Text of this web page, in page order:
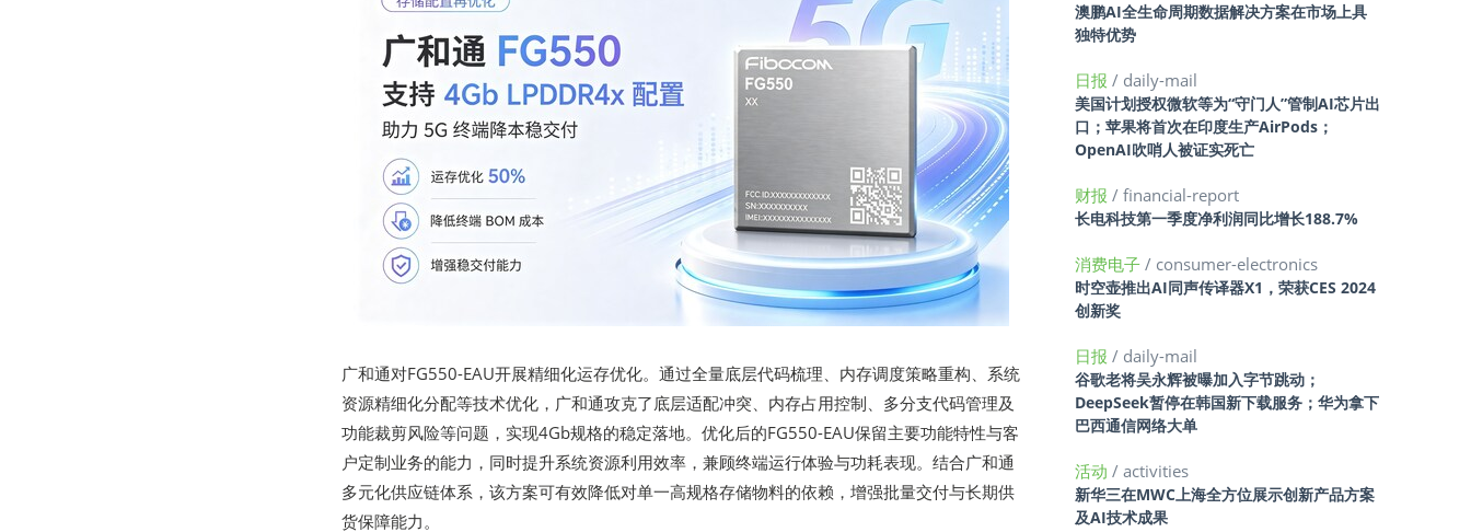
广和通对FG550-EAU开展精细化运存优化。通过全量底层代码梳理、内存调度策略重构、系统
资源精细化分配等技术优化，广和通攻克了底层适配冲突、内存占用控制、多分支代码管理及
功能裁剪风险等问题，实现4Gb规格的稳定落地。优化后的FG550-EAU保留主要功能特性与客
户定制业务的能力，同时提升系统资源利用效率，兼顾终端运行体验与功耗表现。结合广和通
多元化供应链体系，该方案可有效降低对单一高规格存储物料的依赖，增强批量交付与长期供
货保障能力。
澳鹏AI全生命周期数据解决方案在市场上具
独特优势
日报 / daily-mail
美国计划授权微软等为“守门人”管制AI芯片出
口；苹果将首次在印度生产AirPods；
OpenAI吹哨人被证实死亡
财报 / financial-report
长电科技第一季度净利润同比增长188.7%
消费电子 / consumer-electronics
时空壶推出AI同声传译器X1，荣获CES 2024
创新奖
日报 / daily-mail
谷歌老将吴永辉被曝加入字节跳动；
DeepSeek暂停在韩国新下载服务；华为拿下
巴西通信网络大单
活动 / activities
新华三在MWC上海全方位展示创新产品方案
及AI技术成果